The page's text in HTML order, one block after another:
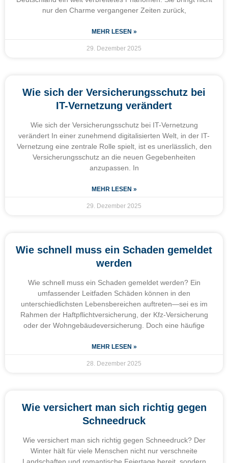
nur den Charme vergangener Zeiten zurück,
MEHR LESEN »
29. Dezember 2025
Wie sich der Versicherungsschutz bei
IT-Vernetzung verändert
Wie sich der Versicherungsschutz bei IT-Vernetzung
verändert In einer zunehmend digitalisierten Welt, in der IT-
Vernetzung eine zentrale Rolle spielt, ist es unerlässlich, den
Versicherungsschutz an die neuen Gegebenheiten
anzupassen. In
MEHR LESEN »
29. Dezember 2025
Wie schnell muss ein Schaden gemeldet
werden
Wie schnell muss ein Schaden gemeldet werden? Ein
umfassender Leitfaden Schäden können in den
unterschiedlichsten Lebensbereichen auftreten—sei es im
Rahmen der Haftpflichtversicherung, der Kfz-Versicherung
oder der Wohngebäudeversicherung. Doch eine häufige
MEHR LESEN »
28. Dezember 2025
Wie versichert man sich richtig gegen
Schneedruck
Wie versichert man sich richtig gegen Schneedruck? Der
Winter hält für viele Menschen nicht nur verschneite